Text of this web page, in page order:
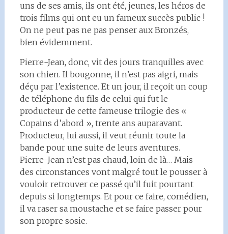
uns de ses amis, ils ont été, jeunes, les héros de
trois films qui ont eu un fameux succès public !
On ne peut pas ne pas penser aux Bronzés,
bien évidemment.
Pierre-Jean, donc, vit des jours tranquilles avec
son chien. Il bougonne, il n’est pas aigri, mais
déçu par l’existence. Et un jour, il reçoit un coup
de téléphone du fils de celui qui fut le
producteur de cette fameuse trilogie des «
Copains d’abord », trente ans auparavant.
Producteur, lui aussi, il veut réunir toute la
bande pour une suite de leurs aventures.
Pierre-Jean n’est pas chaud, loin de là… Mais
des circonstances vont malgré tout le pousser à
vouloir retrouver ce passé qu’il fuit pourtant
depuis si longtemps. Et pour ce faire, comédien,
il va raser sa moustache et se faire passer pour
son propre sosie.